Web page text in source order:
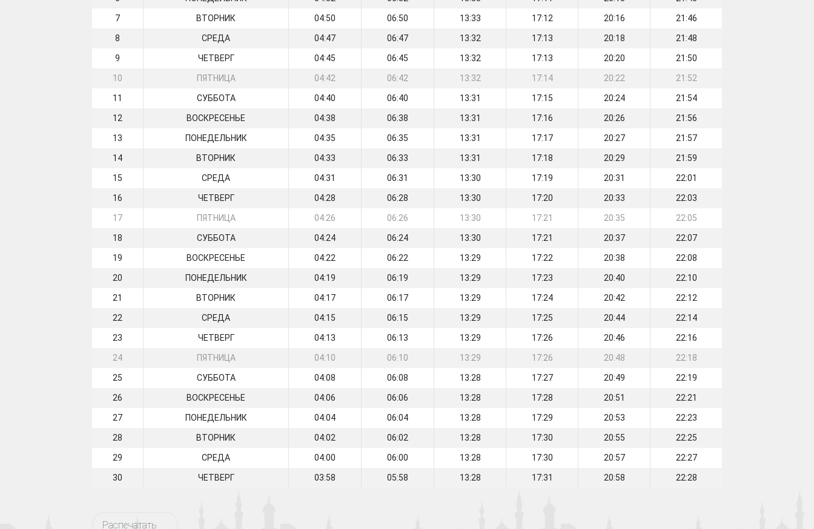
7 ВТОРНИК 04:50 06:50 13:33 17:12 20:16 21:46
8 СРЕДА 04:47 06:47 13:32 17:13 20:18 21:48
9 ЧЕТВЕРГ 04:45 06:45 13:32 17:13 20:20 21:50
10 ПЯТНИЦА 04:42 06:42 13:32 17:14 20:22 21:52
11 СУББОТА 04:40 06:40 13:31 17:15 20:24 21:54
12 ВОСКРЕСЕНЬЕ 04:38 06:38 13:31 17:16 20:26 21:56
13 ПОНЕДЕЛЬНИК 04:35 06:35 13:31 17:17 20:27 21:57
14 ВТОРНИК 04:33 06:33 13:31 17:18 20:29 21:59
15 СРЕДА 04:31 06:31 13:30 17:19 20:31 22:01
16 ЧЕТВЕРГ 04:28 06:28 13:30 17:20 20:33 22:03
17 ПЯТНИЦА 04:26 06:26 13:30 17:21 20:35 22:05
18 СУББОТА 04:24 06:24 13:30 17:21 20:37 22:07
19 ВОСКРЕСЕНЬЕ 04:22 06:22 13:29 17:22 20:38 22:08
20 ПОНЕДЕЛЬНИК 04:19 06:19 13:29 17:23 20:40 22:10
21 ВТОРНИК 04:17 06:17 13:29 17:24 20:42 22:12
22 СРЕДА 04:15 06:15 13:29 17:25 20:44 22:14
23 ЧЕТВЕРГ 04:13 06:13 13:29 17:26 20:46 22:16
24 ПЯТНИЦА 04:10 06:10 13:29 17:26 20:48 22:18
25 СУББОТА 04:08 06:08 13:28 17:27 20:49 22:19
26 ВОСКРЕСЕНЬЕ 04:06 06:06 13:28 17:28 20:51 22:21
27 ПОНЕДЕЛЬНИК 04:04 06:04 13:28 17:29 20:53 22:23
28 ВТОРНИК 04:02 06:02 13:28 17:30 20:55 22:25
29 СРЕДА 04:00 06:00 13:28 17:30 20:57 22:27
30 ЧЕТВЕРГ 03:58 05:58 13:28 17:31 20:58 22:28
Распечатать